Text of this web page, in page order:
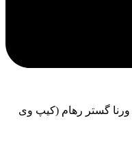
گستر رهام (کیپ وی